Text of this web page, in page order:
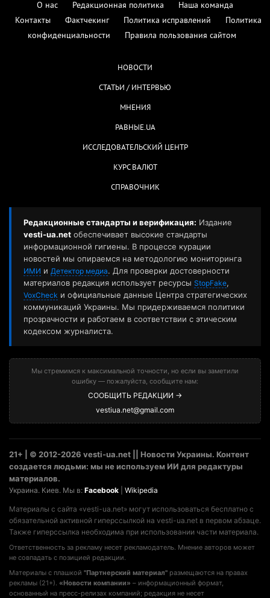
О нас Редакционная политика
Наша команда
Контакты
Фактчекинг Политика исправлений
Политика
конфиденциальности
Правила пользования сайтом
НОВОСТИ
СТАТЬИ / ИНТЕРВЬЮ
МНЕНИЯ
РАВНЫЕ.UA
ИССЛЕДОВАТЕЛЬСКИЙ ЦЕНТР
КУРС ВАЛЮТ
СПРАВОЧНИК
Редакционные стандарты и верификация: Издание
vesti-ua.net обеспечивает высокие стандарты
информационной гигиены. В процессе курации
новостей мы опираемся на методологию мониторинга
ИМИ и Детектор медиа. Для проверки достоверности
материалов редакция использует ресурсы StopFake,
VoxCheck и официальные данные Центра стратегических
коммуникаций Украины. Мы придерживаемся политики
прозрачности и работаем в соответствии с этическим
кодексом журналиста.
Мы стремимся к максимальной точности, но если вы заметили
ошибку — пожалуйста, сообщите нам:
СООБЩИТЬ РЕДАКЦИИ →
vestiua.net@gmail.com
21+ | © 2012-2026 vesti-ua.net || Новости Украины. Контент
создается людьми: мы не используем ИИ для редактуры
материалов.
Украина. Киев. Мы в: Facebook Wikipedia
Материалы с сайта «vesti-ua.net» могут использоваться бесплатно с
обязательной активной гиперссылкой на vesti-ua.net в первом абзаце.
Также гиперссылка необходима при использовании части материала.
Ответственность за рекламу несет рекламодатель. Мнение авторов может
не совпадать с позицией редакции.
Материалы с плашкой "Партнерский материал" размещаются на правах
рекламы (21+). «Новости компании» – информационный формат,
основанный на пресс-релизах компаний; редакция не несет